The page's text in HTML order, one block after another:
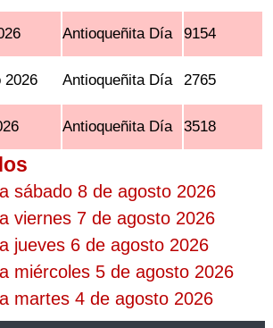
Antioqueñita Día 9154
2026 Antioqueñita Día 2765
Antioqueñita Día 3518
sábado 8 de agosto 2026
viernes 7 de agosto 2026
jueves 6 de agosto 2026
miércoles 5 de agosto 2026
martes 4 de agosto 2026